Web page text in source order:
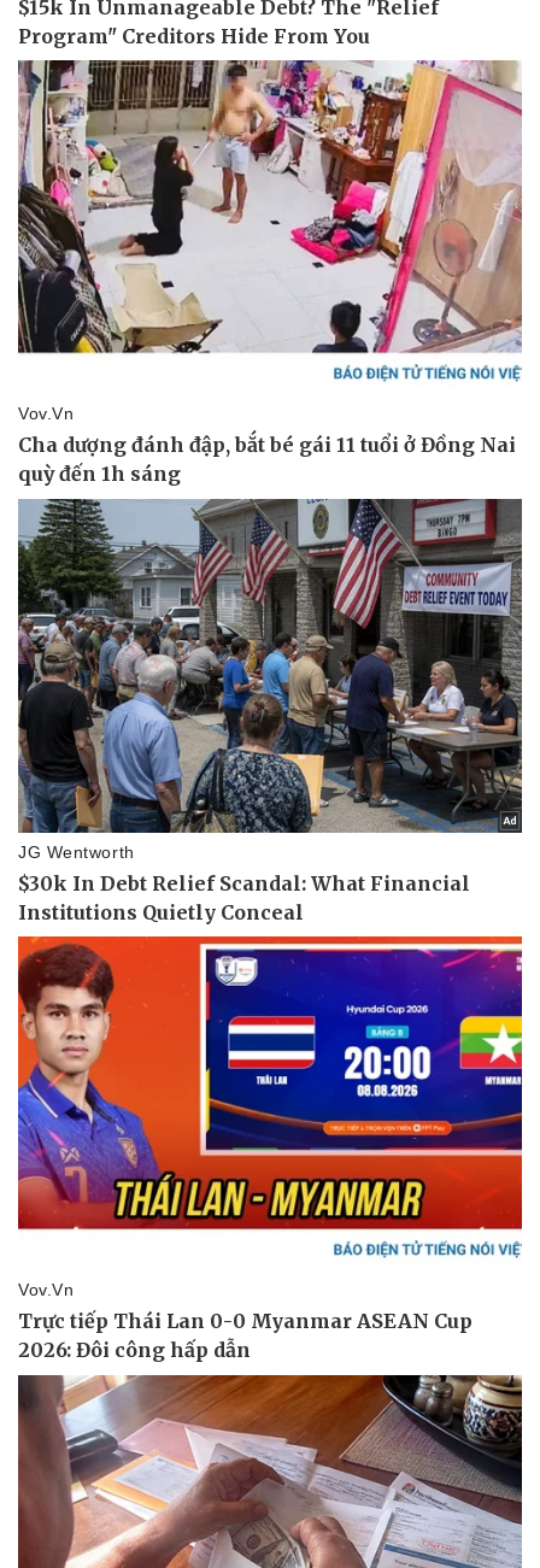
Thể thao
Bóng đá
Thế giới thể thao
eSports
Hậu trường
Ô tô - Xe máy
Tư vấn